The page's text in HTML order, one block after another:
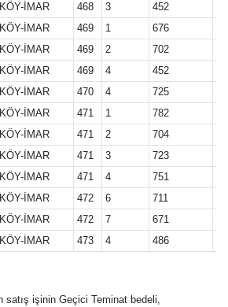
İMAR 468 3 452
İMAR 469 1 676
İMAR 469 2 702
İMAR 469 4 452
İMAR 470 4 725
İMAR 471 1 782
İMAR 471 2 704
İMAR 471 3 723
İMAR 471 4 751
İMAR 472 6 711
İMAR 472 7 671
İMAR 473 4 486
satış işinin Geçici Teminat bedeli,